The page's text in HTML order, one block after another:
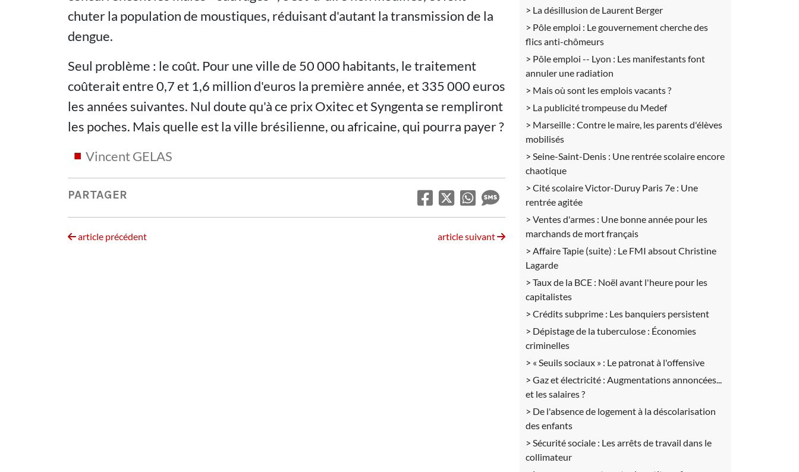
chuter la population de moustiques, réduisant d'autant la transmission de la
dengue.
Seul problème : le coût. Pour une ville de 50 000 habitants, le traitement
coûterait entre 0,7 et 1,6 million d'euros la première année, et 335 000 euros
les années suivantes. Nul doute qu'à ce prix Oxitec et Syngenta se rempliront
les poches. Mais quelle est la ville brésilienne, ou africaine, qui pourra payer ?
Vincent GELAS
PARTAGER
article précédent article suivant
La désillusion de Laurent Berger
Pôle emploi : Le gouvernement cherche des
flics anti-chômeurs
Pôle emploi -- Lyon : Les manifestants font
annuler une radiation
Mais où sont les emplois vacants ?
La publicité trompeuse du Medef
Marseille : Contre le maire, les parents d'élèves
mobilisés
Seine-Saint-Denis : Une rentrée scolaire encore
chaotique
Cité scolaire Victor-Duruy Paris 7e : Une
rentrée agitée
Ventes d'armes : Une bonne année pour les
marchands de mort français
Affaire Tapie (suite) : Le FMI absout Christine
Lagarde
Taux de la BCE : Noël avant l'heure pour les
capitalistes
Crédits subprime : Les banquiers persistent
Dépistage de la tuberculose : Économies
criminelles
« Seuils sociaux » : Le patronat à l'offensive
Gaz et électricité : Augmentations annoncées...
et les salaires ?
De l'absence de logement à la déscolarisation
des enfants
Sécurité sociale : Les arrêts de travail dans le
collimateur